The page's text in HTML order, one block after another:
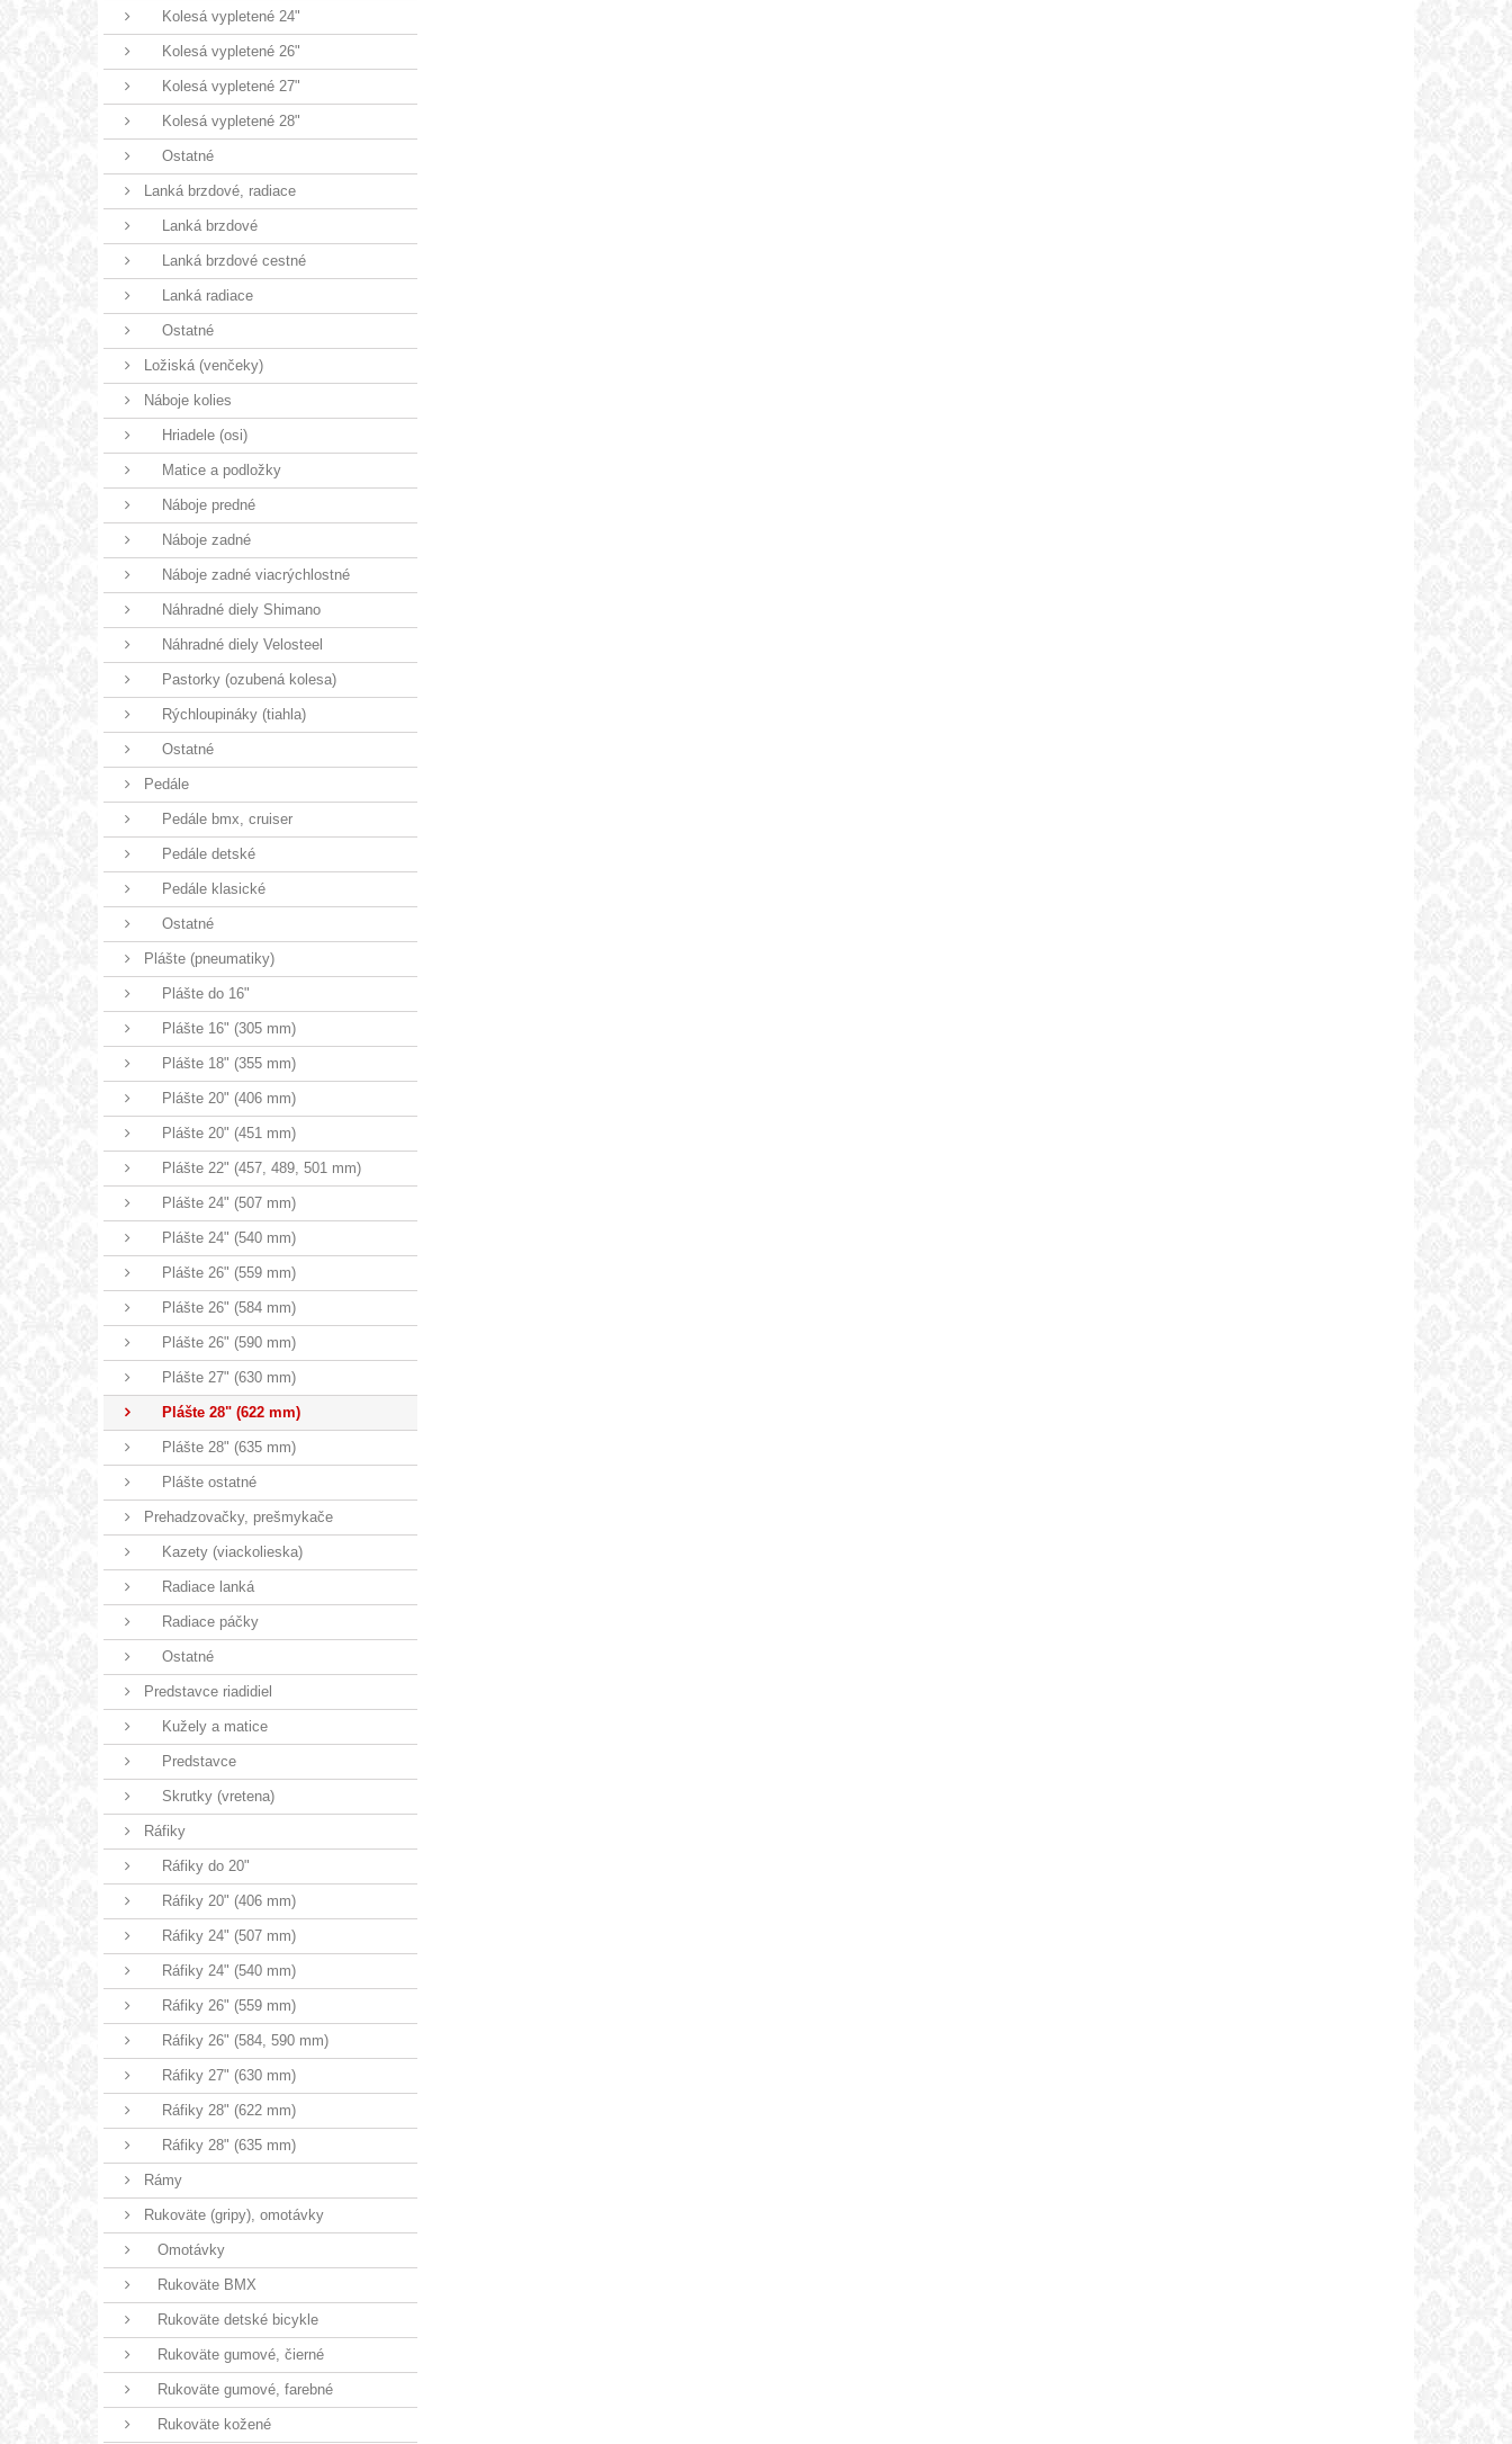
Kolesá vypletené 24"
Kolesá vypletené 26"
Kolesá vypletené 27"
Kolesá vypletené 28"
Ostatné
Lanká brzdové, radiace
Lanká brzdové
Lanká brzdové cestné
Lanká radiace
Ostatné
Ložiská (venčeky)
Náboje kolies
Hriadele (osi)
Matice a podložky
Náboje predné
Náboje zadné
Náboje zadné viacrýchlostné
Náhradné diely Shimano
Náhradné diely Velosteel
Pastorky (ozubená kolesa)
Rýchloupináky (tiahla)
Ostatné
Pedále
Pedále bmx, cruiser
Pedále detské
Pedále klasické
Ostatné
Plášte (pneumatiky)
Plášte do 16"
Plášte 16" (305 mm)
Plášte 18" (355 mm)
Plášte 20" (406 mm)
Plášte 20" (451 mm)
Plášte 22" (457, 489, 501 mm)
Plášte 24" (507 mm)
Plášte 24" (540 mm)
Plášte 26" (559 mm)
Plášte 26" (584 mm)
Plášte 26" (590 mm)
Plášte 27" (630 mm)
Plášte 28" (622 mm)
Plášte 28" (635 mm)
Plášte ostatné
Prehadzovačky, prešmykače
Kazety (viackolieska)
Radiace lanká
Radiace páčky
Ostatné
Predstavce riadidiel
Kužely a matice
Predstavce
Skrutky (vretena)
Ráfiky
Ráfiky do 20"
Ráfiky 20" (406 mm)
Ráfiky 24" (507 mm)
Ráfiky 24" (540 mm)
Ráfiky 26" (559 mm)
Ráfiky 26" (584, 590 mm)
Ráfiky 27" (630 mm)
Ráfiky 28" (622 mm)
Ráfiky 28" (635 mm)
Rámy
Rukoväte (gripy), omotávky
Omotávky
Rukoväte BMX
Rukoväte detské bicykle
Rukoväte gumové, čierné
Rukoväte gumové, farebné
Rukoväte kožené